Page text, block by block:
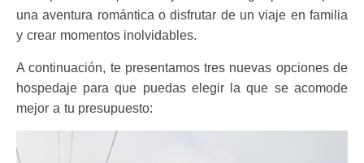
una aventura romántica o disfrutar de un viaje en familia
y crear momentos inolvidables.
A continuación, te presentamos tres nuevas opciones de
hospedaje para que puedas elegir la que se acomode
mejor a tu presupuesto: